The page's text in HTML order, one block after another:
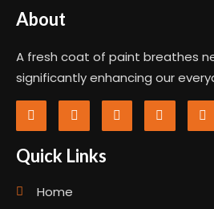
About
A fresh coat of paint breathes
significantly enhancing our
Quick Links
Home